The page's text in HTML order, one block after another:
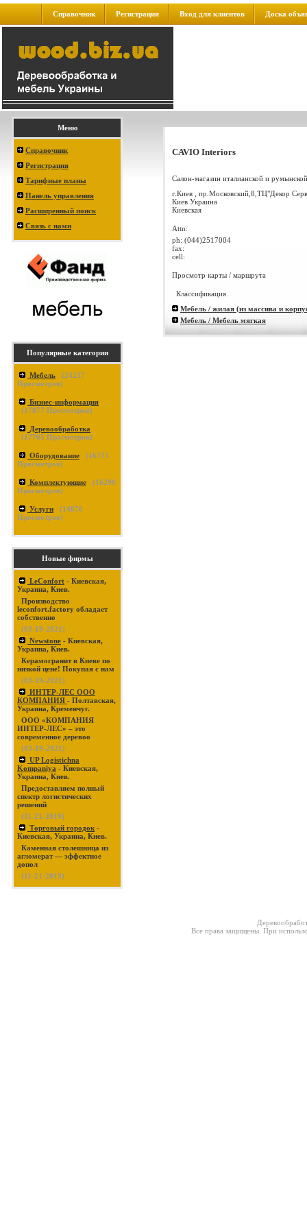
Справочник Регистрация Вход для клиентов Доска
Меню
Справочник
Регистрация
Тарифные планы
Панель управления
Расширенный поиск
Связь с нами
Популярные категории
Мебель (24237
Просмотров)
Бизнес-информация
(17877 Просмотров)
Деревообработка
(17765 Просмотров)
Оборудование (16373
Просмотров)
Комплектующие (16290
Просмотров)
Услуги (14870
Просмотров)
Новые фирмы
LeConfort - Киевская,
Украина, Киев.
Производство
leconfort.factory обладает
собственно
(03-19-2021)
Newstone - Киевская,
Украина, Киев.
Керамогранит в Киеве по
низкой цене! Покупая с нам
(03-19-2021)
ИНТЕР-ЛЕС ООО
КОМПАНИЯ - Полтавская,
Украина, Кременчуг.
ООО «КОМПАНИЯ
ИНТЕР-ЛЕС» – это
современное деревоо
(03-19-2021)
UP Logistichna
Kompaniya - Киевская,
Украина, Киев.
Предоставляем полный
спектр логистических
решений
(11-21-2019)
Торговый городок -
Киевская, Украина, Киев.
Каменная столешница из
агломерат — эффектное
допол
(11-21-2019)
CAVIO Interiors
Салон-магазин италианской и
г.Киев , пр.Московский,8,ТЦ"Декор
Киев Украина
Киевская
Attn:
ph: (044)2517004
fax:
cell:
Просмотр карты / маршрута
Классификация
Мебель / жилая (из массива и
Мебель / Мебель мягкая
Все права защищены. При